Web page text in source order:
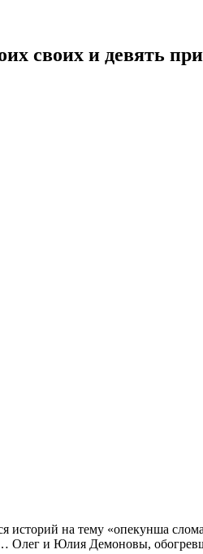
своих и девять
историй на тему «опекунша
Олег и Юлия Демоновы,